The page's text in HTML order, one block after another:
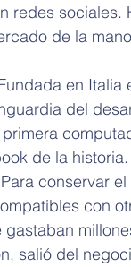
redes sociales.
de la
en Italia
del
de la historia.
conservar
con
gastaban
salió del